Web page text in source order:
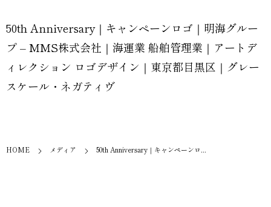
50th Anniversary｜キャンペーンロゴ｜明海グルー
プ – MMS株式会社｜海運業 船舶管理業｜アートデ
ィレクション ロゴデザイン｜東京都目黒区｜グレー
スケール・ネガティヴ
HOME メディア 50th Anniversary｜キャンペーンロ...